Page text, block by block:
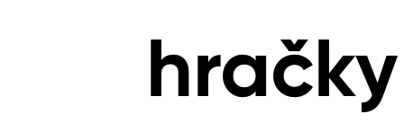
Dřevo
Beton, asfalt, minerální